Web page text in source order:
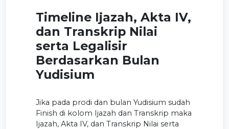
Timeline Ijazah, Akta IV,
dan Transkrip Nilai
serta Legalisir
Berdasarkan Bulan
Yudisium
Jika pada prodi dan bulan Yudisium sudah
Finish di kolom Ijazah dan Transkrip maka
Ijazah, Akta IV, dan Transkrip Nilai serta